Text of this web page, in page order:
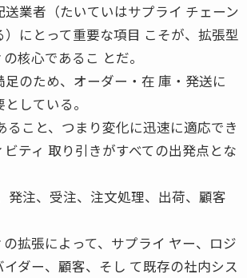
業者（たいていはサプライ チェーン
にとって重要な項目 こそが、拡張型
核心であるこ とだ。
のため、オーダー・在 庫・発送に
している。
ること、つまり変化に迅速に適応でき
ティ 取り引きがすべての出発点とな
発注、受注、注文処理、出荷、顧客
拡張によって、サプライ ヤー、ロジ
イダー、顧客、そし て既存の社内シス